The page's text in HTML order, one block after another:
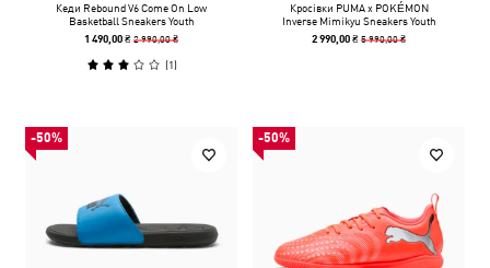
Кеди Rebound V6 Come On Low
Basketball Sneakers Youth
1 490,00 ₴2 990,00 ₴
(1)
Кросівки PUMA x POKÉMON
Inverse Mimikyu Sneakers Youth
2 990,00 ₴5 990,00 ₴
-50% -50%